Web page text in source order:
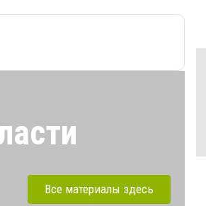
Все материалы здесь